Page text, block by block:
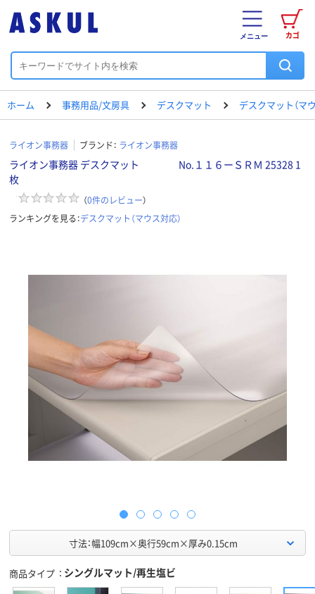
カゴ
メニュー
ホーム 事務用品/文房具 デスクマット デスクマット（マ
ライオン事務器 ブランド： ライオン事務器
ライオン事務器 デスクマット No.１１６ーＳＲＭ 25328 1
枚
（0件のレビュー）
ランキングを見る：デスクマット（マウス対応）
寸法：幅109cm×奥行59cm×厚み0.15cm
商品タイプ シングルマット/再生塩ビ